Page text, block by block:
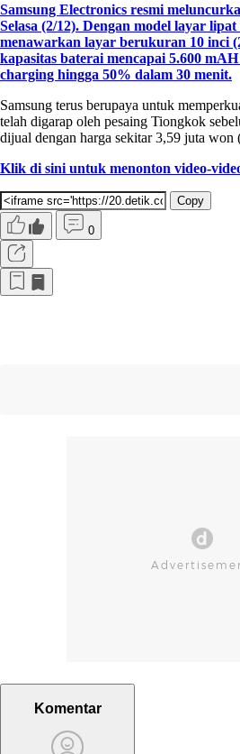
Samsung Electronics resmi
Selasa (2/12). Dengan model layar
menawarkan layar berukuran 10 inci
kapasitas baterai mencapai 5.600
charging hingga 50% dalam 30 menit.
Samsung terus berupaya untuk
telah digarap oleh pesaing Tiongkok
dijual dengan harga sekitar 3,59 juta won
Klik di sini untuk menonton video-
Copy
0
Komentar